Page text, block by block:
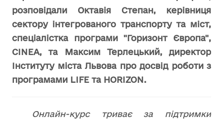
розповідали Октавія Степан, керівниця
сектору інтегрованого транспорту та міст,
спеціалістка програми "Горизонт Європа",
CINEA, та Максим Терлецький, директор
Інституту міста Львова про досвід роботи з
програмами LIFE та HORIZON.
Онлайн-курс триває за підтримки